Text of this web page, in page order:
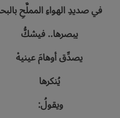
في‭ ‬صديدِ‭ ‬الهواءِ‭ ‬المملَّحِ‭ ‬بالبحرِ
يبصرها.. ‬فيشكُّ
يصدِّق‭ ‬أوهامَ‭ ‬عينيهْ
يُنكرها
ويقولُ‭: ‬